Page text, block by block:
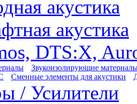
акустика
акустика
DTS:X,
Звукоизолирующие
Сменные элементы для акустики
/ Усилители